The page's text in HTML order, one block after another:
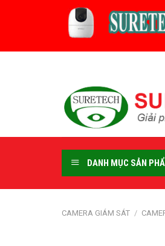
DANH MỤC SẢN
CAMERA GIÁM SÁT /